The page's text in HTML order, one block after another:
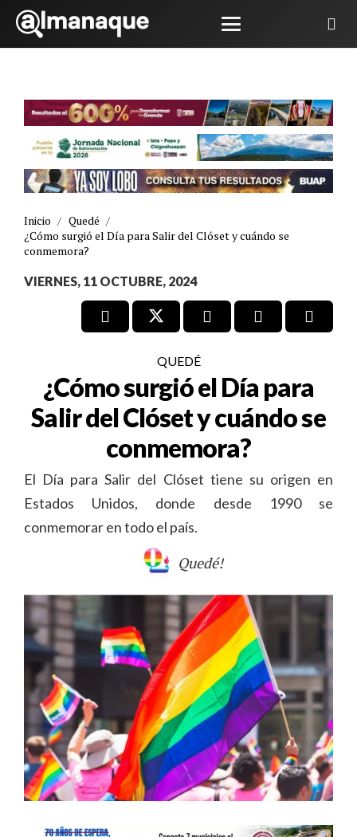
Inicio / Quedé /
¿Cómo surgió el Día para Salir del Clóset y cuándo se
conmemora?
VIERNES, 11 OCTUBRE, 2024
QUEDÉ
¿Cómo surgió el Día para
Salir del Clóset y cuándo se
conmemora?
El Día para Salir del Clóset tiene su origen en
Estados Unidos, donde desde 1990 se
conmemorar en todo el país.
Quedé!